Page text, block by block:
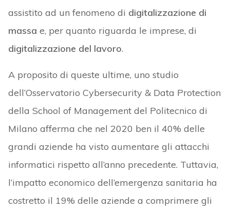
assistito ad un fenomeno di digitalizzazione di
massa e, per quanto riguarda le imprese, di
digitalizzazione del lavoro.
A proposito di queste ultime, uno studio
dell’Osservatorio Cybersecurity & Data Protection
della School of Management del Politecnico di
Milano afferma che nel 2020 ben il 40% delle
grandi aziende ha visto aumentare gli attacchi
informatici rispetto all’anno precedente. Tuttavia,
l’impatto economico dell’emergenza sanitaria ha
costretto il 19% delle aziende a comprimere gli